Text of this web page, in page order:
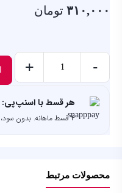
۳۱۰,۰۰۰ تومان
عدد
-
+
هر قسط با اسنپ‌پی:
۴ قسط ماهانه. بدون سود، چک و ضامن.
محصولات مرتبط